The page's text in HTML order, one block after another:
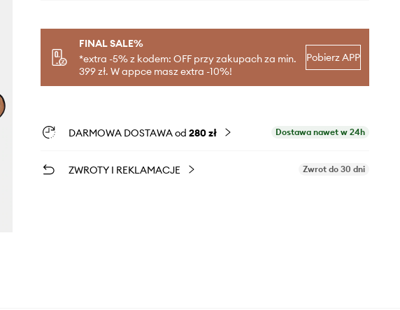
FINAL SALE%
*extra -5% z kodem: OFF przy zakupach za min.
399 zł. W appce masz extra -10%!
Pobierz APP
DARMOWA DOSTAWA od 280 zł Dostawa nawet w 24h
ZWROTY I REKLAMACJE Zwrot do 30 dni